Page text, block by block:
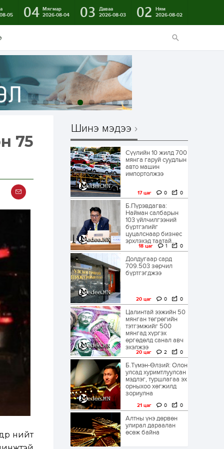
05
04 Мягмар
2026-08-04
03
Даваа
2026-08-03
02
Ням
2026-08-02
75
нийт
Шинэ мэдээ
Сүүлийн 10 жилд 700
мянга гаруй суудлын
авто машин
импортолжээ
17 цаг 0 0
Б.Пүрэвдагва:
Найман салбарын
103 үйлчилгээний
бүртгэлийг
цуцалснаар бизнес
эрхлэхэд таатай...
18 цаг 1 0
Долдугаар сард
709.503 зөрчил
бүртгэгджээ
20 цаг 0 0
Цалинтай ээжийн 50
мянган төгрөгийн
тэтгэмжийг 500
мянгад хүргэх
өргөдөлд санал авч
эхэлжээ
20 цаг 2 0
Б.Түмэн-Өлзий: Олон
улсад хуримтлуулсан
мэдлэг, туршлагаа эх
орныхоо хөгжилд
зориулна
21 цаг 0 0
Алтны үнэ дөрвөн
улирал дараалан
өсөж байна